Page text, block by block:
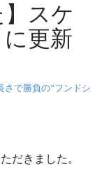
】スケ
更新
さで勝負の"フンドシ
だきました。